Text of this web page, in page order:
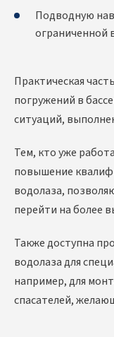
Подводную
ограниченной
Практическая
погружений в
ситуаций,
Тем, кто уже
повышение
водолаза,
перейти на более
Также доступна
водолазадля
например, для
спасателей,